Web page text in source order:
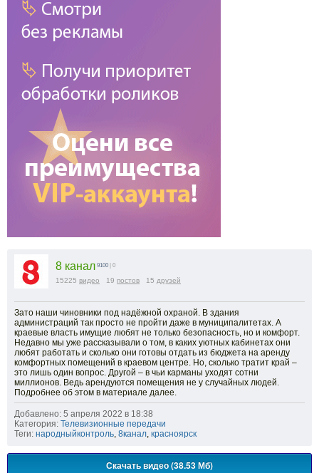
8 канал 9100 | 0
15225 видео 19 постов 15 друзей
Зато наши чиновники под надёжной охраной. В здания
администраций так просто не пройти даже в муниципалитетах. А
краевые власть имущие любят не только безопасность, но и комфорт.
Недавно мы уже рассказывали о том, в каких уютных кабинетах они
любят работать и сколько они готовы отдать из бюджета на аренду
комфортных помещений в краевом центре. Но, сколько тратит край –
это лишь один вопрос. Другой – в чьи карманы уходят сотни
миллионов. Ведь арендуются помещения не у случайных людей.
Подробнее об этом в материале далее.
Добавлено: 5 апреля 2022 в 18:38
Категория: Телевизионные передачи
Теги: народныйконтроль, 8канал, красноярск
Скачать видео (38.53 Мб)